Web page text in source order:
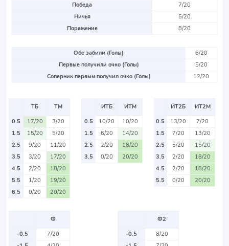
Победа
7/20
Ничья
5/20
Поражение
8/20
Обе забили (Голы)
6/20
Первые получили очко (Голы)
5/20
Соперник первым получил очко (Голы)
12/20
ТБ
ТМ
0.5
17/20
3/20
1.5
15/20
5/20
2.5
9/20
11/20
3.5
3/20
17/20
4.5
2/20
18/20
5.5
1/20
19/20
6.5
0/20 20/20
ИТБ
ИТМ
0.5
10/20
10/20
1.5
6/20
14/20
2.5
2/20
18/20
3.5
0/20 20/20
ИТ2Б
ИТ2М
0.5
13/20
7/20
1.5
7/20
13/20
2.5
5/20
15/20
3.5
2/20
18/20
4.5
2/20
18/20
5.5
0/20 20/20
Ф
-0.5
7/20
Ф2
-0.5
8/20